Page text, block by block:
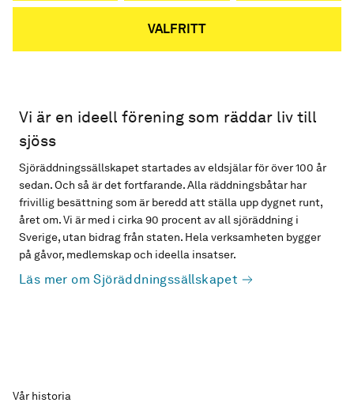
VALFRITT
Vi är en ideell förening som räddar liv till
sjöss
Sjöräddningssällskapet startades av eldsjälar för över 100 år
sedan. Och så är det fortfarande. Alla räddningsbåtar har
frivillig besättning som är beredd att ställa upp dygnet runt,
året om. Vi är med i cirka 90 procent av all sjöräddning i
Sverige, utan bidrag från staten. Hela verksamheten bygger
på gåvor, medlemskap och ideella insatser.
Läs mer om Sjöräddningssällskapet
Vår historia